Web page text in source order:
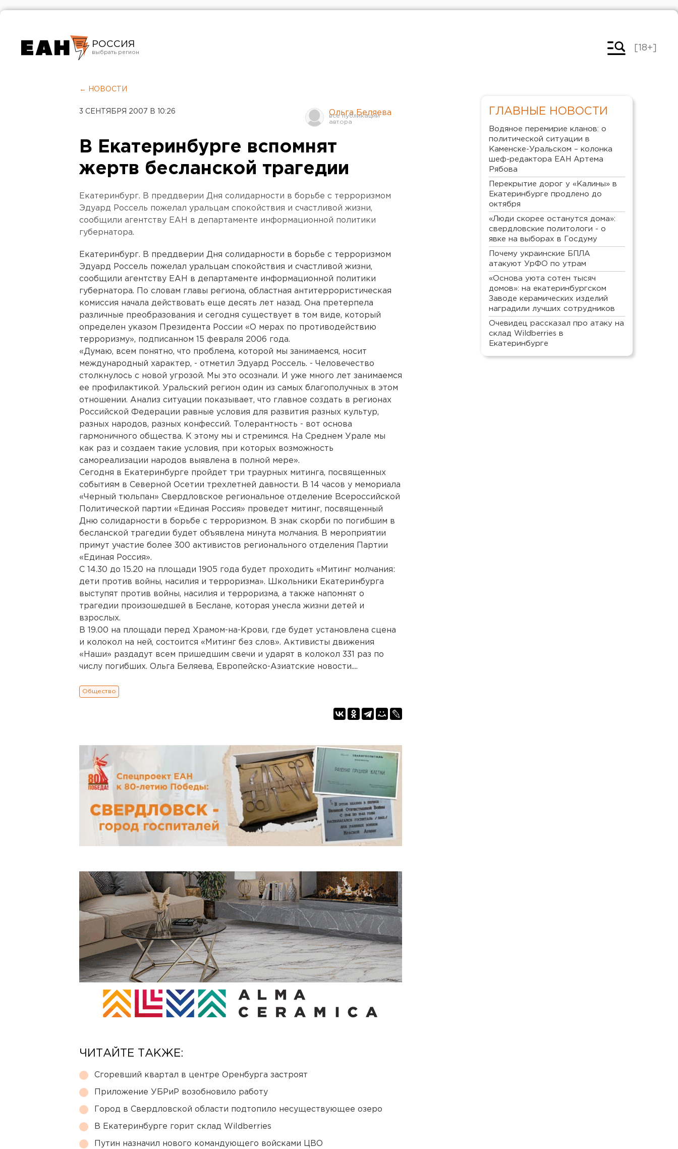
РОССИЯ
Челябинск
[18+]
← НОВОСТИ
3 СЕНТЯБРЯ 2007 В 10:26 Ольга Беляева
В Екатеринбурге вспомнят
жертв бесланской трагедии
Екатеринбург. В преддверии Дня солидарности в борьбе с терроризмом
Эдуард Россель пожелал уральцам спокойствия и счастливой жизни,
сообщили агентству ЕАН в департаменте информационной политики
губернатора.
Екатеринбург. В преддверии Дня солидарности в борьбе с терроризмом
Эдуард Россель пожелал уральцам спокойствия и счастливой жизни,
сообщили агентству ЕАН в департаменте информационной политики
губернатора. По словам главы региона, областная антитеррористическая
комиссия начала действовать еще десять лет назад. Она претерпела
различные преобразования и сегодня существует в том виде, который
определен указом Президента России «О мерах по противодействию
терроризму», подписанном 15 февраля 2006 года.
«Думаю, всем понятно, что проблема, которой мы занимаемся, носит
международный характер, - отметил Эдуард Россель. - Человечество
столкнулось с новой угрозой. Мы это осознали. И уже много лет занимаемся
ее профилактикой. Уральский регион один из самых благополучных в этом
отношении. Анализ ситуации показывает, что главное создать в регионах
Российской Федерации равные условия для развития разных культур,
разных народов, разных конфессий. Толерантность - вот основа
гармоничного общества. К этому мы и стремимся. На Среднем Урале мы
как раз и создаем такие условия, при которых возможность
самореализации народов выявлена в полной мере».
Сегодня в Екатеринбурге пройдет три траурных митинга, посвященных
событиям в Северной Осетии трехлетней давности. В 14 часов у мемориала
«Черный тюльпан» Свердловское региональное отделение Всероссийской
Политической партии «Единая Россия» проведет митинг, посвященный
Дню солидарности в борьбе с терроризмом. В знак скорби по погибшим в
бесланской трагедии будет объявлена минута молчания. В мероприятии
примут участие более 300 активистов регионального отделения Партии
«Единая Россия».
С 14.30 до 15.20 на площади 1905 года будет проходить «Митинг молчания:
дети против войны, насилия и терроризма». Школьники Екатеринбурга
выступят против войны, насилия и терроризма, а также напомнят о
трагедии произошедшей в Беслане, которая унесла жизни детей и
взрослых.
В 19.00 на площади перед Храмом-на-Крови, где будет установлена сцена
и колокол на ней, состоится «Митинг без слов». Активисты движения
«Наши» раздадут всем пришедшим свечи и ударят в колокол 331 раз по
числу погибших. Ольга Беляева, Европейско-Азиатские новости....
Общество
ЧИТАЙТЕ ТАКЖЕ:
Сгоревший квартал в центре Оренбурга застроят
Приложение УБРиР возобновило работу
Город в Свердловской области подтопило несуществующее озеро
В Екатеринбурге горит склад Wildberries
Путин назначил нового командующего войсками ЦВО
ГЛАВНЫЕ НОВОСТИ
Водяное перемирие кланов: о
политической ситуации в
Каменске-Уральском – колонка
шеф-редактора ЕАН Артема
Рябова
Перекрытие дорог у «Калины» в
Екатеринбурге продлено до
октября
«Люди скорее останутся дома»:
свердловские политологи - о
явке на выборах в Госдуму
Почему украинские БПЛА
атакуют УрФО по утрам
«Основа уюта сотен тысяч
домов»: на екатеринбургском
Заводе керамических изделий
наградили лучших сотрудников
Очевидец рассказал про атаку на
склад Wildberries в
Екатеринбурге